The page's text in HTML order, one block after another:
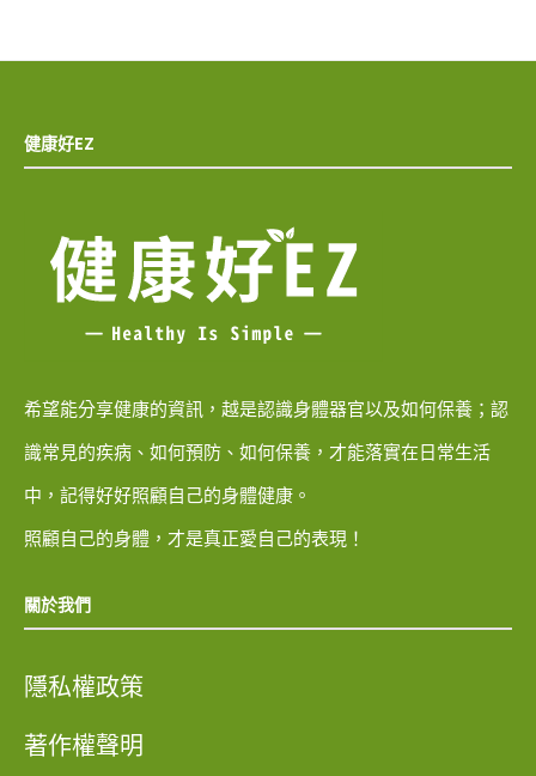
健康好EZ
希望能分享健康的資訊，越是認識身體器官以及如何保養；認
識常見的疾病、如何預防、如何保養，才能落實在日常生活
中，記得好好照顧自己的身體健康。
照顧自己的身體，才是真正愛自己的表現！
關於我們
隱私權政策
著作權聲明